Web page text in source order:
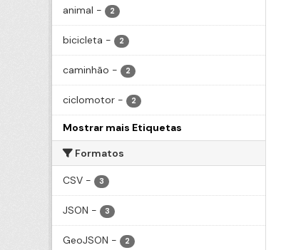
animal - 2
bicicleta - 2
caminhão - 2
ciclomotor - 2
Mostrar mais Etiquetas
Formatos
CSV - 3
JSON - 3
GeoJSON - 2